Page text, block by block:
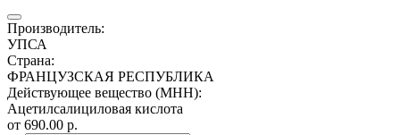
Производитель:
УПСА
Страна:
ФРАНЦУЗСКАЯ РЕСПУБЛИКА
Действующее вещество (МНН):
Ацетилсалициловая кислота
от 690.00 р.